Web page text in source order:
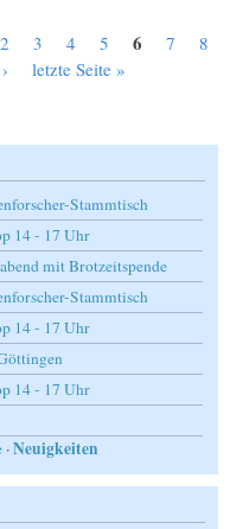
Kreisrealschule
2 3 4 5 6 7
8
letzte Seite »
Stammtisch
14 - 17 Uhr
mit Brotzeitspende
Stammtisch
14 - 17 Uhr
14 - 17 Uhr
·Neuigkeiten